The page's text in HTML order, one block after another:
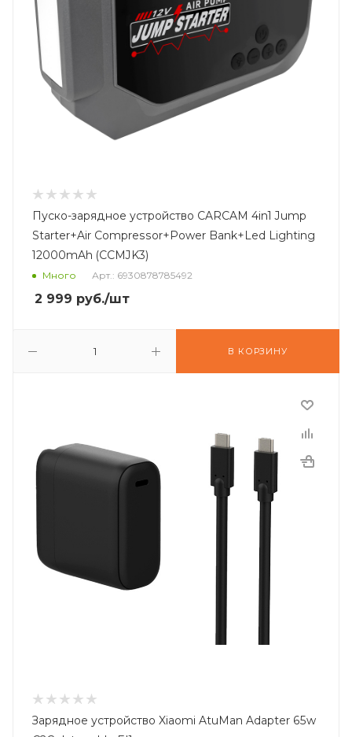
Пуско-зарядное устройство CARCAM 4in1 Jump
Starter+Air Compressor+Power Bank+Led Lighting
12000mAh (CCMJK3)
Много Арт.: 6930878785492
2 999 руб./шт
В КОРЗИНУ
Зарядное устройство Xiaomi AtuMan Adapter 65w